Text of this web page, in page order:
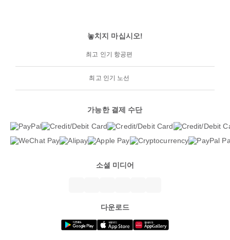
놓치지 마십시오!
최고 인기 항공편
최고 인기 노선
가능한 결제 수단
소셜 미디어
다운로드